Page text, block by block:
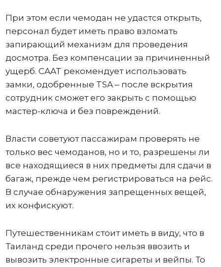
При этом если чемодан не удастся открыть,
персонал будет иметь право взломать
запирающий механизм для проведения
досмотра. Без компенсации за причиненный
ущерб. CAAT рекомендует использовать
замки, одобренные TSA – после вскрытия
сотрудник сможет его закрыть с помощью
мастер-ключа и без повреждений.
Власти советуют пассажирам проверять не
только вес чемоданов, но и то, разрешены ли
все находящиеся в них предметы для сдачи в
багаж, прежде чем регистрироваться на рейс.
В случае обнаружения запрещенных вещей,
их конфискуют.
Путешественникам стоит иметь в виду, что в
Таиланд среди прочего нельзя ввозить и
вывозить электронные сигареты и вейпы. То